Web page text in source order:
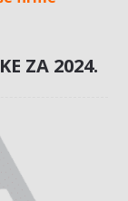
ZA 2024.